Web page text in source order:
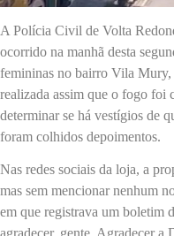
A Polícia Civil de Volta
ocorrido na manhã desta
femininas no bairro Vila
realizada assim que o fogo foi
determinar se há vestígios de
foram colhidos depoimentos.
Nas redes sociais da loja, a
mas sem mencionar nenhum
em que registrava um boletim